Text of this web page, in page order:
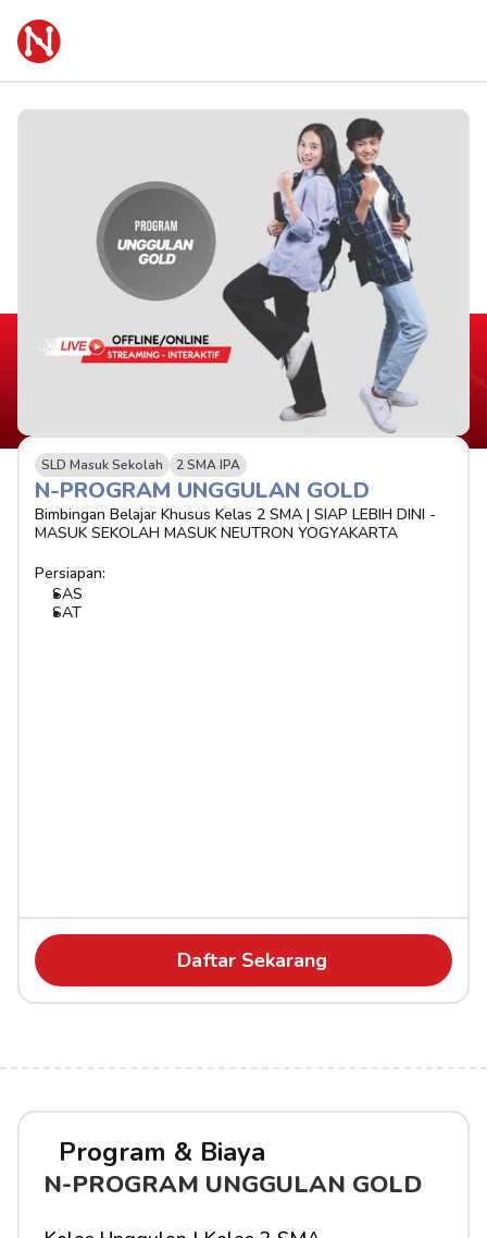
SLD Masuk Sekolah 2 SMA IPA
N-PROGRAM UNGGULAN GOLD
Bimbingan Belajar Khusus Kelas 2 SMA | SIAP LEBIH DINI -
MASUK SEKOLAH MASUK NEUTRON YOGYAKARTA
Persiapan:
SAS
SAT
Daftar Sekarang
Program & Biaya
N-PROGRAM UNGGULAN GOLD